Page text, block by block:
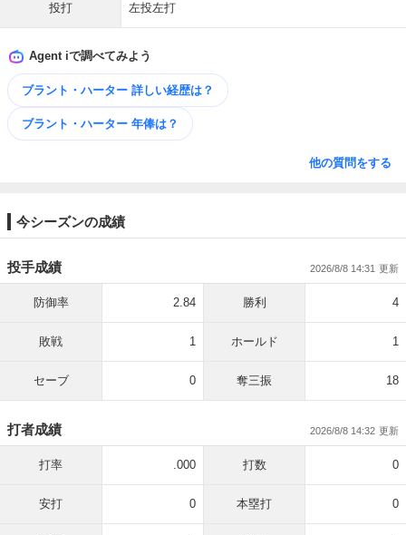
投打 左投左打
Agent iで調べてみよう
ブラント・ハーター 詳しい​経歴は？
ブラント・ハーター 年俸は？
他の質問をする
今シーズンの成績
投手成績 2026/8/8 14:31
防御率 2.84 勝利 4
敗戦 1 ホールド 1
セーブ 0 奪三振 18
打者成績 2026/8/8 14:32
打率 .000 打数 0
安打 0 本塁打 0